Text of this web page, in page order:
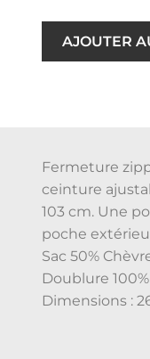
AJOUTER
Fermeture
ceinture
103 cm. Une
poche
Sac 50%
Doublure
Dimensions :